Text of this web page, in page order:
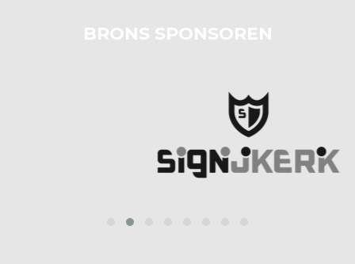
BRONS SPONSOREN